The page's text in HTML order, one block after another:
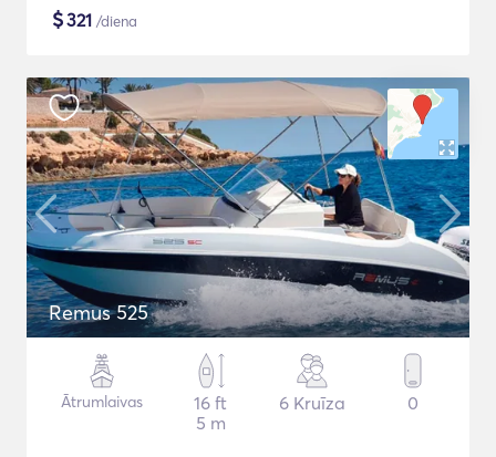
$321 /diena
Remus 525
Ātrumlaivas
16 ft
5 m
6 Kruīza 0